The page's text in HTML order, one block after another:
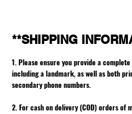
**SHIPPING
1. Please ensure you provide a
including a landmark, as well as both
secondary phone numbers.
2. For cash on delivery (COD) orders of